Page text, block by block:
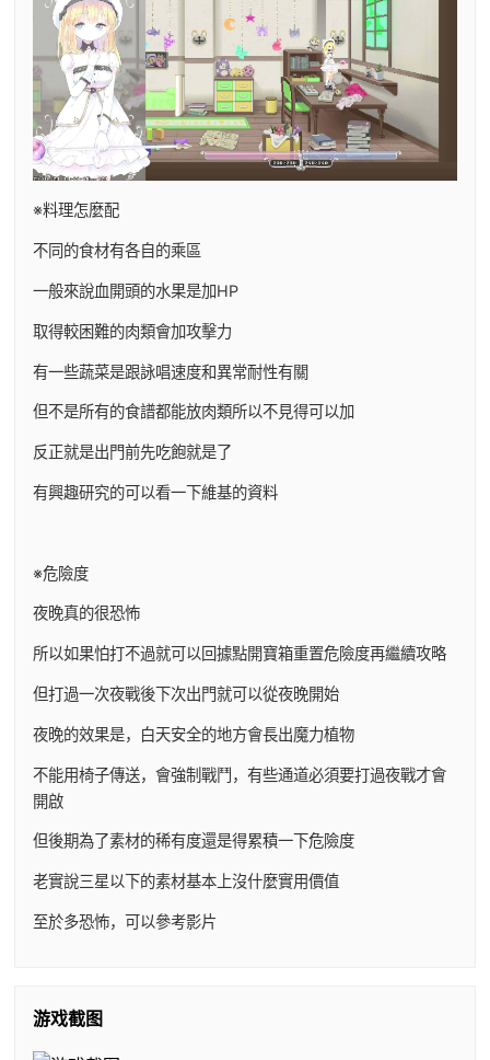
※料理怎麼配
不同的食材有各自的乘區
一般來說血開頭的水果是加HP
取得較困難的肉類會加攻擊力
有一些蔬菜是跟詠唱速度和異常耐性有關
但不是所有的食譜都能放肉類所以不見得可以加
反正就是出門前先吃飽就是了
有興趣研究的可以看一下維基的資料
※危險度
夜晚真的很恐怖
所以如果怕打不過就可以回據點開寶箱重置危險度再繼續攻略
但打過一次夜戰後下次出門就可以從夜晚開始
夜晚的效果是，白天安全的地方會長出魔力植物
不能用椅子傳送，會強制戰鬥，有些通道必須要打過夜戰才會
開啟
但後期為了素材的稀有度還是得累積一下危險度
老實說三星以下的素材基本上沒什麼實用價值
至於多恐怖，可以參考影片
游戏截图